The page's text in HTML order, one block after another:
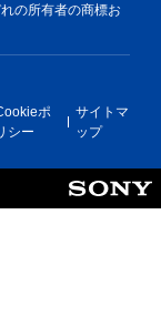
の所有者の商標お
ポ
シー
サイトマ
ップ